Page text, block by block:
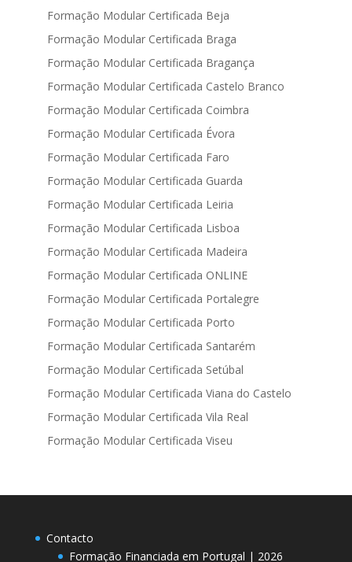
Formação Modular Certificada Beja
Formação Modular Certificada Braga
Formação Modular Certificada Bragança
Formação Modular Certificada Castelo Branco
Formação Modular Certificada Coimbra
Formação Modular Certificada Évora
Formação Modular Certificada Faro
Formação Modular Certificada Guarda
Formação Modular Certificada Leiria
Formação Modular Certificada Lisboa
Formação Modular Certificada Madeira
Formação Modular Certificada ONLINE
Formação Modular Certificada Portalegre
Formação Modular Certificada Porto
Formação Modular Certificada Santarém
Formação Modular Certificada Setúbal
Formação Modular Certificada Viana do Castelo
Formação Modular Certificada Vila Real
Formação Modular Certificada Viseu
Contacto
Formação Financiada em Portugal | 2026